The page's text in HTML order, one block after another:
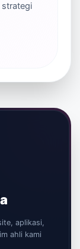
strategi
aplikasi,
ahli kami